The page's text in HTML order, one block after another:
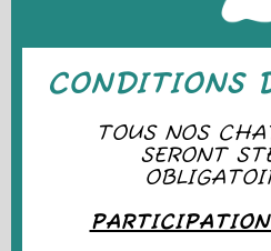
CONDITIONS
TOUS NOS
SERONT